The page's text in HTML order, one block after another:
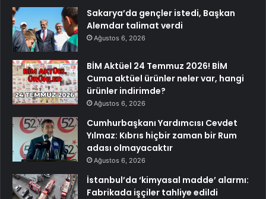
Sakarya’da gençler istedi, Başkan
Alemdar talimat verdi
Ağustos 6, 2026
BİM Aktüel 24 Temmuz 2026! BİM
Cuma aktüel ürünler neler var, hangi
ürünler indirimde?
Ağustos 6, 2026
Cumhurbaşkanı Yardımcısı Cevdet
Yılmaz: Kıbrıs hiçbir zaman bir Rum
adası olmayacaktır
Ağustos 6, 2026
İstanbul’da ‘kimyasal madde’ alarmı:
Fabrikada işçiler tahliye edildi